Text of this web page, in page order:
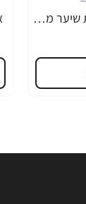
אורנה 19 קרם להסרת שיער מהפנים 80 גרם